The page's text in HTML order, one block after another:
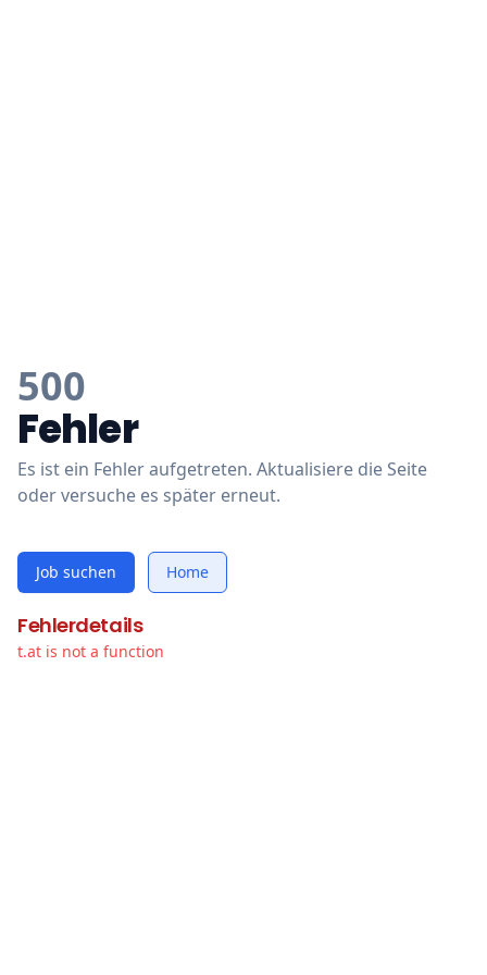
500
Fehler
Es ist ein Fehler aufgetreten. Aktualisiere die Seite
oder versuche es später erneut.
Job suchen Home
Fehlerdetails
t.at is not a function